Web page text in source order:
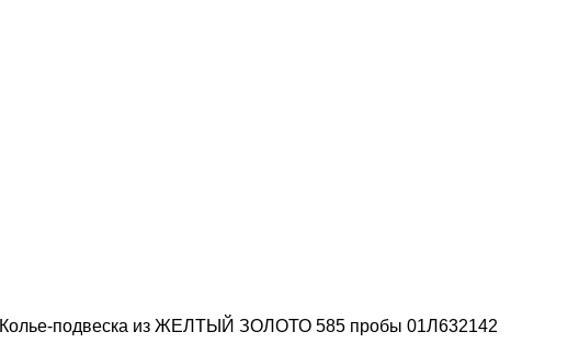
Колье-подвеска из ЖЕЛТЫЙ ЗОЛОТО 585 пробы 01Л632142